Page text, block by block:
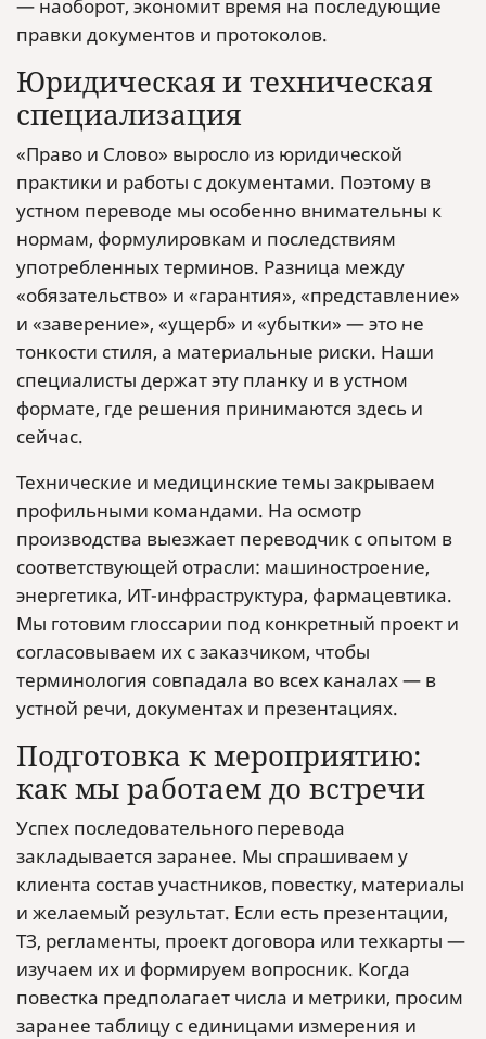
— наоборот, экономит время на последующие
правки документов и протоколов.
Юридическая и техническая
специализация
«Право и Слово» выросло из юридической
практики и работы с документами. Поэтому в
устном переводе мы особенно внимательны к
нормам, формулировкам и последствиям
употребленных терминов. Разница между
«обязательство» и «гарантия», «представление»
и «заверение», «ущерб» и «убытки» — это не
тонкости стиля, а материальные риски. Наши
специалисты держат эту планку и в устном
формате, где решения принимаются здесь и
сейчас.
Технические и медицинские темы закрываем
профильными командами. На осмотр
производства выезжает переводчик с опытом в
соответствующей отрасли: машиностроение,
энергетика, ИТ-инфраструктура, фармацевтика.
Мы готовим глоссарии под конкретный проект и
согласовываем их с заказчиком, чтобы
терминология совпадала во всех каналах — в
устной речи, документах и презентациях.
Подготовка к мероприятию:
как мы работаем до встречи
Успех последовательного перевода
закладывается заранее. Мы спрашиваем у
клиента состав участников, повестку, материалы
и желаемый результат. Если есть презентации,
ТЗ, регламенты, проект договора или техкарты —
изучаем их и формируем вопросник. Когда
повестка предполагает числа и метрики, просим
заранее таблицу с единицами измерения и